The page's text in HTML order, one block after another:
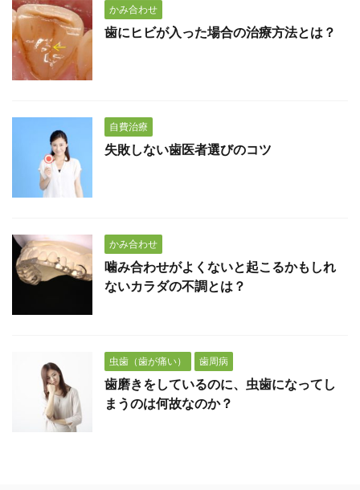
かみ合わせ
歯にヒビが入った場合の治療方法とは？
自費治療
失敗しない歯医者選びのコツ
かみ合わせ
噛み合わせがよくないと起こるかもしれ
ないカラダの不調とは？
虫歯（歯が痛い） 歯周病
歯磨きをしているのに、虫歯になってし
まうのは何故なのか？